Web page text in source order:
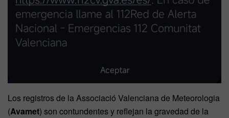
Los registros de la Associació Valenciana de Meteorologia
(Avamet) son contundentes y reflejan la gravedad de la